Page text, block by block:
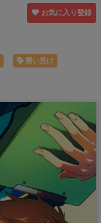
お気に入り登録
襲い受け